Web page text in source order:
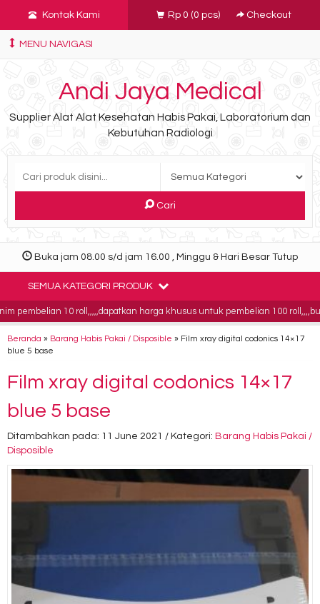
Kontak Kami Rp 0 (0 pcs) Checkout
MENU NAVIGASI
Andi Jaya Medical
Supplier Alat Alat Kesehatan Habis Pakai, Laboratorium dan
Kebutuhan Radiologi
Cari
Buka jam 08.00 s/d jam 16.00 , Minggu & Hari Besar Tutup
SEMUA KATEGORI PRODUK
pembelian 10 roll,,,,,dapatkan harga khusus untuk pembelian 100
Beranda » Barang Habis Pakai / Disposible » Film xray digital codonics 14×17
blue 5 base
Film xray digital codonics 14×17
blue 5 base
Ditambahkan pada: 11 June 2021 / Kategori: Barang Habis Pakai /
Disposible